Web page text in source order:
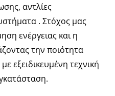
αντλίες
. Στόχος μας
ενέργειας και η
την ποιότητα
εξειδικευμένη τεχνική